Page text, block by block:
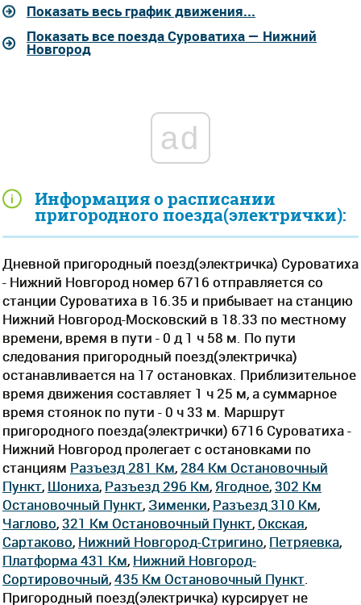
Информация о расписании
пригородного поезда(электрички):
Дневной пригородный поезд(электричка) Суроватиха
- Нижний Новгород номер 6716 отправляется со
станции Суроватиха в 16.35 и прибывает на станцию
Нижний Новгород-Московский в 18.33 по местному
времени, время в пути - 0 д 1 ч 58 м. По пути
следования пригородный поезд(электричка)
останавливается на 17 остановках. Приблизительное
время движения составляет 1 ч 25 м, а суммарное
время стоянок по пути - 0 ч 33 м. Маршрут
пригородного поезда(электрички) 6716 Суроватиха -
Нижний Новгород пролегает c остановками по
станциям Разъезд 281 Км,284 Км Остановочный
Пункт, Шониха, Разъезд 296 Км, Ягодное,302 Км
Остановочный Пункт, Зименки, Разъезд 310 Км,
Чаглово,321 Км Остановочный Пункт,Окская,
Сартаково, Нижний Новгород-Стригино, Петряевка,
Платформа 431 Км, Нижний Новгород-
Сортировочный,435 Км Остановочный Пункт
Пригородный поезд(электричка) курсирует не
Показать весь график движения...
Показать все поезда Суроватиха — Нижний
Новгород
ad